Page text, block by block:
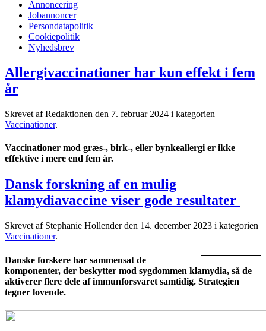
Annoncering
Jobannoncer
Persondatapolitik
Cookiepolitik
Nyhedsbrev
Allergivaccinationer har kun effekt i fem
år
Skrevet af Redaktionen den 7. februar 2024 i kategorien
Vaccinationer.
Vaccinationer mod græs-, birk-, eller bynkeallergi er ikke
effektive i mere end fem år.
Dansk forskning af en mulig
klamydiavaccine viser gode resultater
Skrevet af Stephanie Hollender den 14. december 2023 i kategorien
Vaccinationer.
Danske forskere har sammensat de
komponenter, der beskytter mod sygdommen klamydia, så de
aktiverer flere dele af immunforsvaret samtidig. Strategien
tegner lovende.